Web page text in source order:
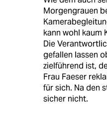
Morgengrauen
kann wohl kaum
Die
gefallen lassen
zielführend ist,
Frau Faeser
für sich. Na den
sicher nicht.